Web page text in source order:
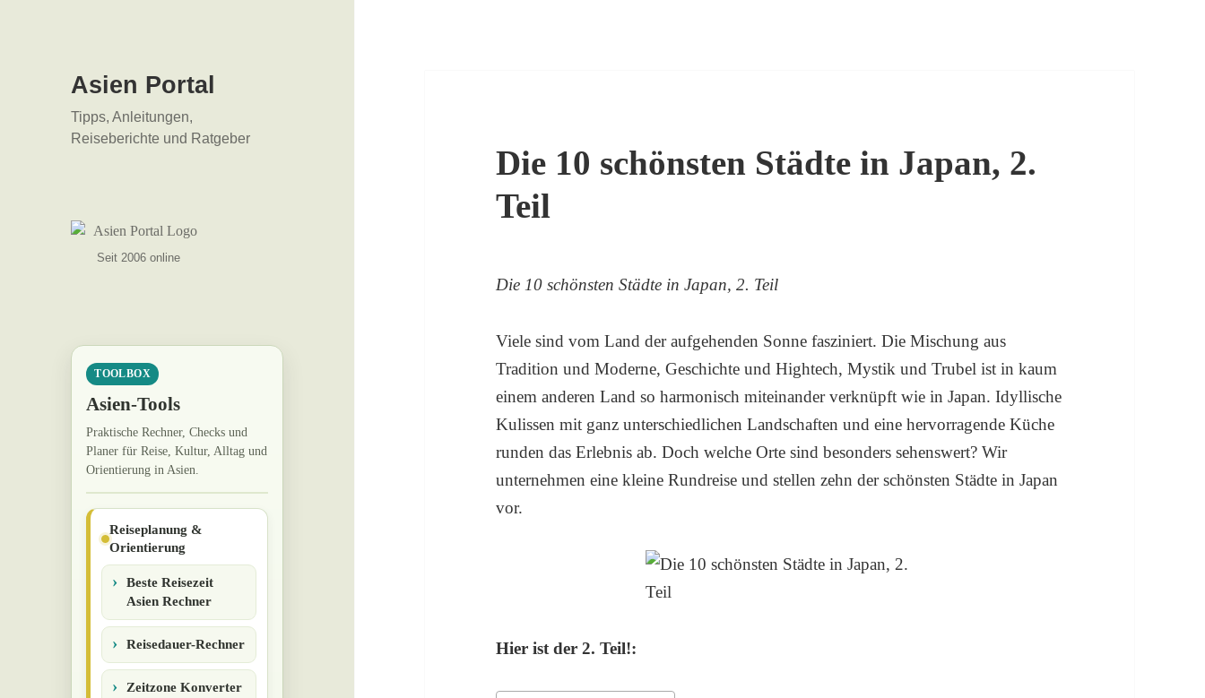
Asien Portal
Tipps, Anleitungen,
Reiseberichte und Ratgeber
Seit 2006 online
TOOLBOX
Asien-Tools
Praktische Rechner, Checks und
Planer für Reise, Kultur, Alltag und
Orientierung in Asien.
Reiseplanung &
Orientierung
Beste Reisezeit
Asien Rechner
Reisedauer-Rechner
Zeitzone Konverter
Die 10 schönsten Städte in Japan, 2.
Teil
Die 10 schönsten Städte in Japan, 2. Teil
Viele sind vom Land der aufgehenden Sonne fasziniert. Die Mischung aus
Tradition und Moderne, Geschichte und Hightech, Mystik und Trubel ist in kaum
einem anderen Land so harmonisch miteinander verknüpft wie in Japan. Idyllische
Kulissen mit ganz unterschiedlichen Landschaften und eine hervorragende Küche
runden das Erlebnis ab. Doch welche Orte sind besonders sehenswert? Wir
unternehmen eine kleine Rundreise und stellen zehn der schönsten Städte in Japan
vor.
Hier ist der 2. Teil!: